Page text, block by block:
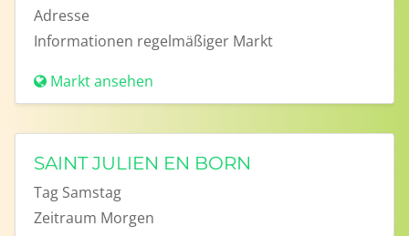
Adresse
Informationen regelmäßiger Markt
Markt ansehen
SAINT JULIEN EN BORN
Tag Samstag
Zeitraum Morgen